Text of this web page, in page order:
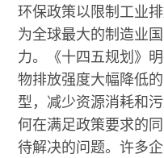
环保政策以限制工业
为全球最大的制造业
力。《十四五规划》
物排放强度大幅降低
型，减少资源消耗和
何在满足政策要求的
待解决的问题。许多